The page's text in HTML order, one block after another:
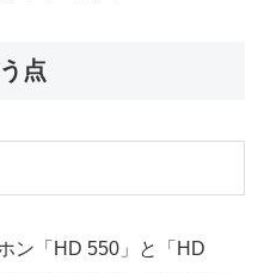
点
ン「HD 550」と「HD